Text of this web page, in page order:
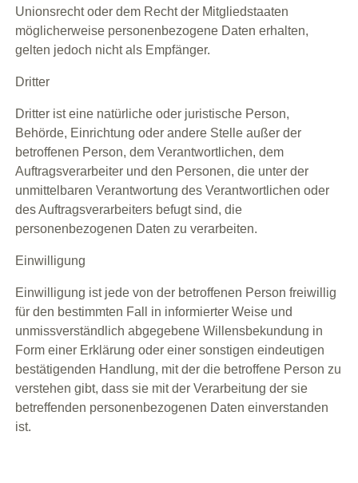
Unionsrecht oder dem Recht der Mitgliedstaaten
möglicherweise personenbezogene Daten erhalten,
gelten jedoch nicht als Empfänger.
Dritter
Dritter ist eine natürliche oder juristische Person,
Behörde, Einrichtung oder andere Stelle außer der
betroffenen Person, dem Verantwortlichen, dem
Auftragsverarbeiter und den Personen, die unter der
unmittelbaren Verantwortung des Verantwortlichen oder
des Auftragsverarbeiters befugt sind, die
personenbezogenen Daten zu verarbeiten.
Einwilligung
Einwilligung ist jede von der betroffenen Person freiwillig
für den bestimmten Fall in informierter Weise und
unmissverständlich abgegebene Willensbekundung in
Form einer Erklärung oder einer sonstigen eindeutigen
bestätigenden Handlung, mit der die betroffene Person zu
verstehen gibt, dass sie mit der Verarbeitung der sie
betreffenden personenbezogenen Daten einverstanden
ist.